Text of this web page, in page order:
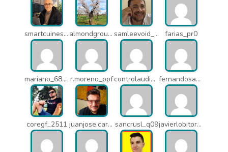
smartcuines_1378 almondgroup1984_pjc samleevoid_n58 farias_pr0
mariano_6807 r.moreno_ppf controlaudiovisual_1875 fernandosanche_q11
coregf_2511 juanjose.carmona_182 sancrusl_q09 javierlobitort_pz2